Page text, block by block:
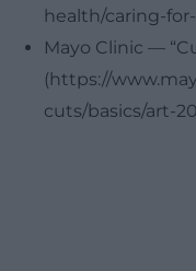
health/caring-
Mayo Clinic —
(https://
cuts/basics/art-